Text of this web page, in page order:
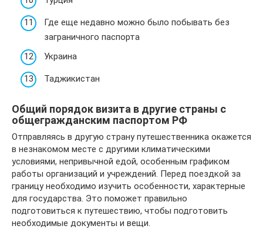
Где еще недавно можно было побывать без
заграничного паспорта
Украина
Таджикистан
Общий порядок визита в другие страны с
общегражданским паспортом РФ
Отправляясь в другую страну путешественника окажется
в незнакомом месте с другими климатическими
условиями, непривычной едой, особенным графиком
работы организаций и учреждений. Перед поездкой за
границу необходимо изучить особенности, характерные
для государства. Это поможет правильно
подготовиться к путешествию, чтобы подготовить
необходимые документы и вещи.